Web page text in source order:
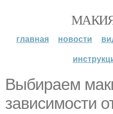
главная новости
Выбираем
зависимости